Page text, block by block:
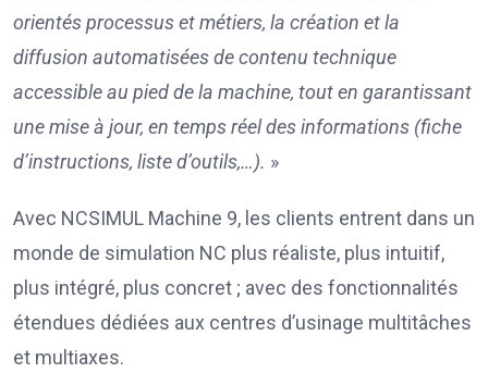
orientés processus et métiers, la création et la
diffusion automatisées de contenu technique
accessible au pied de la machine, tout en garantissant
une mise à jour, en temps réel des informations (fiche
d’instructions, liste d’outils,…). »
Avec NCSIMUL Machine 9, les clients entrent dans un
monde de simulation NC plus réaliste, plus intuitif,
plus intégré, plus concret ; avec des fonctionnalités
étendues dédiées aux centres d’usinage multitâches
et multiaxes.